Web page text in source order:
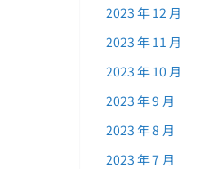
2023 年 12 月
2023 年 11 月
2023 年 10 月
2023 年 9 月
2023 年 8 月
2023 年 7 月